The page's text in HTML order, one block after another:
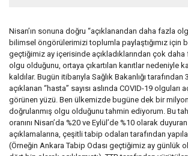
Nisan’ın sonuna doğru “açıklanandan daha fazla
bilimsel öngörülerimizi toplumla paylaştığımız için
geçtiğimiz ay içerisinde açıkladıklarından çok daha
olgu olduğunu, ortaya çıkartılan kanıtlar nedeniyle
kaldılar. Bugün itibarıyla Sağlık Bakanlığı
açıklanan “hasta” sayısı aslında COVID-19 olguları
görünen yüzü. Ben ülkemizde bugüne dek bir
doğrulanmış olgu olduğunu tahmin ediyorum. Bu
oranını Nisan’da %20 ve Eylül’de %10 olarak duyuran
açıklamalarına, çeşitli tabip odaları tarafından
(Örneğin Ankara Tabip Odası geçtiğimiz ay günlük